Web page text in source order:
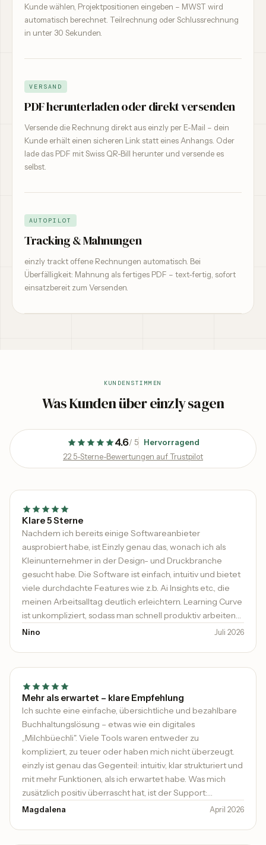
Kunde wählen, Projektpositionen eingeben – MWST wird
automatisch berechnet. Teilrechnung oder Schlussrechnung
in unter 30 Sekunden.
VERSAND
PDF herunterladen oder direkt versenden
Versende die Rechnung direkt aus einzly per E-Mail – dein
Kunde erhält einen sicheren Link statt eines Anhangs. Oder
lade das PDF mit Swiss QR-Bill herunter und versende es
selbst.
AUTOPILOT
Tracking & Mahnungen
einzly trackt offene Rechnungen automatisch. Bei
Überfälligkeit: Mahnung als fertiges PDF – text-fertig, sofort
einsatzbereit zum Versenden.
KUNDENSTIMMEN
Was Kunden über einzly sagen
4.6/ 5
Hervorragend
22 5-Sterne-Bewertungen auf Trustpilot
Klare 5 Sterne
Nachdem ich bereits einige Softwareanbieter
ausprobiert habe, ist Einzly genau das, wonach ich als
Kleinunternehmer in der Design- und Druckbranche
gesucht habe. Die Software ist einfach, intuitiv und bietet
viele durchdachte Features wie z.b. Ai Insights etc., die
meinen Arbeitsalltag deutlich erleichtern. Learning Curve
ist unkompliziert, sodass man schnell produktiv arbeiten
kann. Besonders hervorheben möchte ich den
immer hilfsbereit. Man merkt, dass hier viel Wert auf die
Zufriedenheit der Kunden gelegt wird. Klare 5 Sterne und
absolute Empfehlung für alle, die eine moderne und
benutzerfreundliche Lösung suchen!
Nino Juli 2026
Mehr als erwartet – klare Empfehlung
Ich suchte eine einfache, übersichtliche und bezahlbare
Buchhaltungslösung – etwas wie ein digitales
„Milchbüechli". Viele Tools waren entweder zu
kompliziert, zu teuer oder haben mich nicht überzeugt.
einzly ist genau das Gegenteil: intuitiv, klar strukturiert und
mit mehr Funktionen, als ich erwartet habe. Was mich
zusätzlich positiv überrascht hat, ist der Support:
persönlich, geduldig und wirklich hilfsbereit. Es ist heute
nimmt und proaktiv Unterstützung anbietet.
Magdalena April 2026